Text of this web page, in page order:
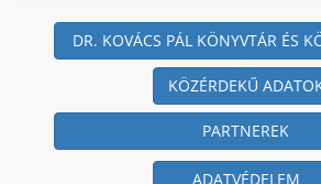
DR. KOVÁCS PÁL KÖNYVTÁR ÉS
KÖZÉRDEKŰ
PARTNEREK
ADATVÉDELEM